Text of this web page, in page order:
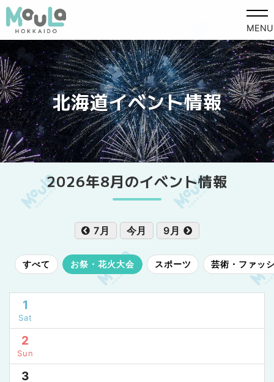
MENU
北海道イベント情報
2026年8月のイベント情報
7月 今月 9月
すべて お祭・花火大会 スポーツ 芸術・ファッ
1
Sat
2
Sun
3